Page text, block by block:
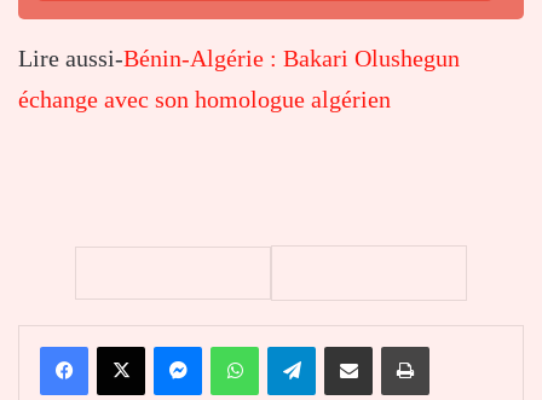
Lire aussi-Bénin-Algérie : Bakari Olushegun
échange avec son homologue algérien
FacebookX MessengerWhatsAppTelegramPartager par email Imprimer